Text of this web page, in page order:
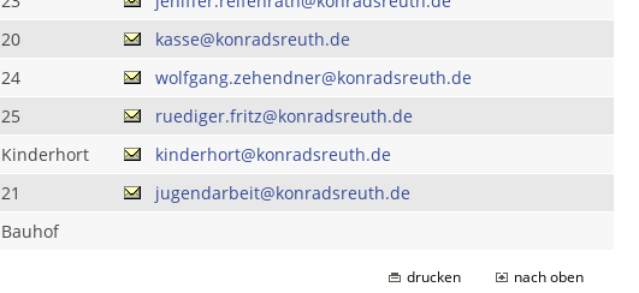
20
kasse@konradsreuth.de
24
wolfgang.zehendner@konradsreuth.de
25
ruediger.fritz@konradsreuth.de
Kinderhort
kinderhort@konradsreuth.de
21
jugendarbeit@konradsreuth.de
Bauhof
drucken nach oben